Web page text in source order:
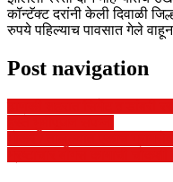
कॉन्टॅक्ट दरांनी केली दिवाळी
रुपये पहिल्याच पावसात गेले
Post navigation